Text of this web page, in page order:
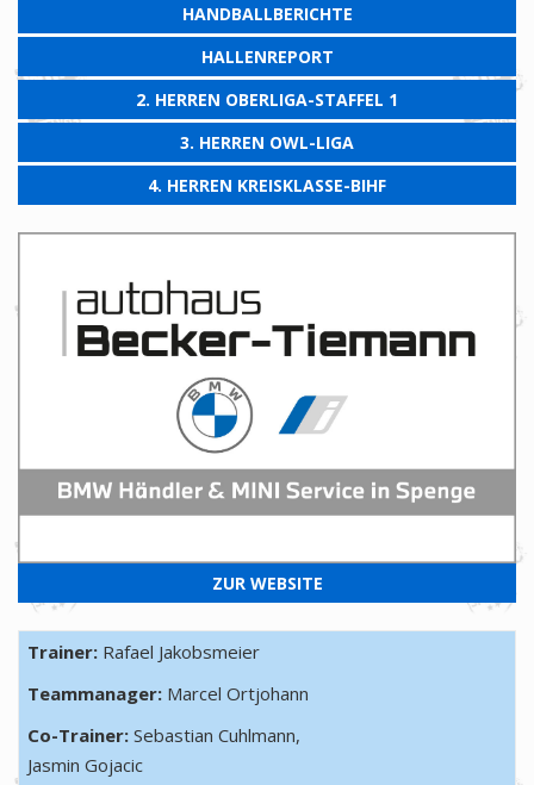
HANDBALLBERICHTE
HALLENREPORT
2. HERREN OBERLIGA-STAFFEL 1
3. HERREN OWL-LIGA
4. HERREN KREISKLASSE-BIHF
ZUR WEBSITE
Trainer: Rafael Jakobsmeier
Teammanager: Marcel Ortjohann
Co-Trainer: Sebastian Cuhlmann,
Jasmin Gojacic